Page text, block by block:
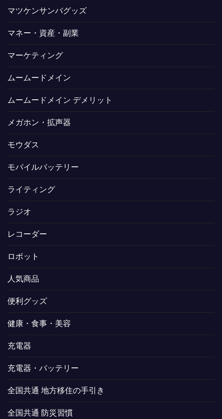
マツケンサンバグッズ
マネー・資産・副業
マーケティング
ムームードメイン
ムームードメイン デメリット
メガホン・拡声器
モウダス
モバイルバッテリー
ライティング
ラジオ
レコーダー
ロボット
人気商品
便利グッズ
健康・食事・美容
充電器
充電器・バッテリー
全国共通 地方移住の手引き
全国共通 防災習慣